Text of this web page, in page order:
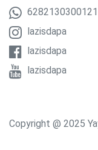
6282130300121
lazisdapa
lazisdapa
lazisdapa
Copyright @ 2025